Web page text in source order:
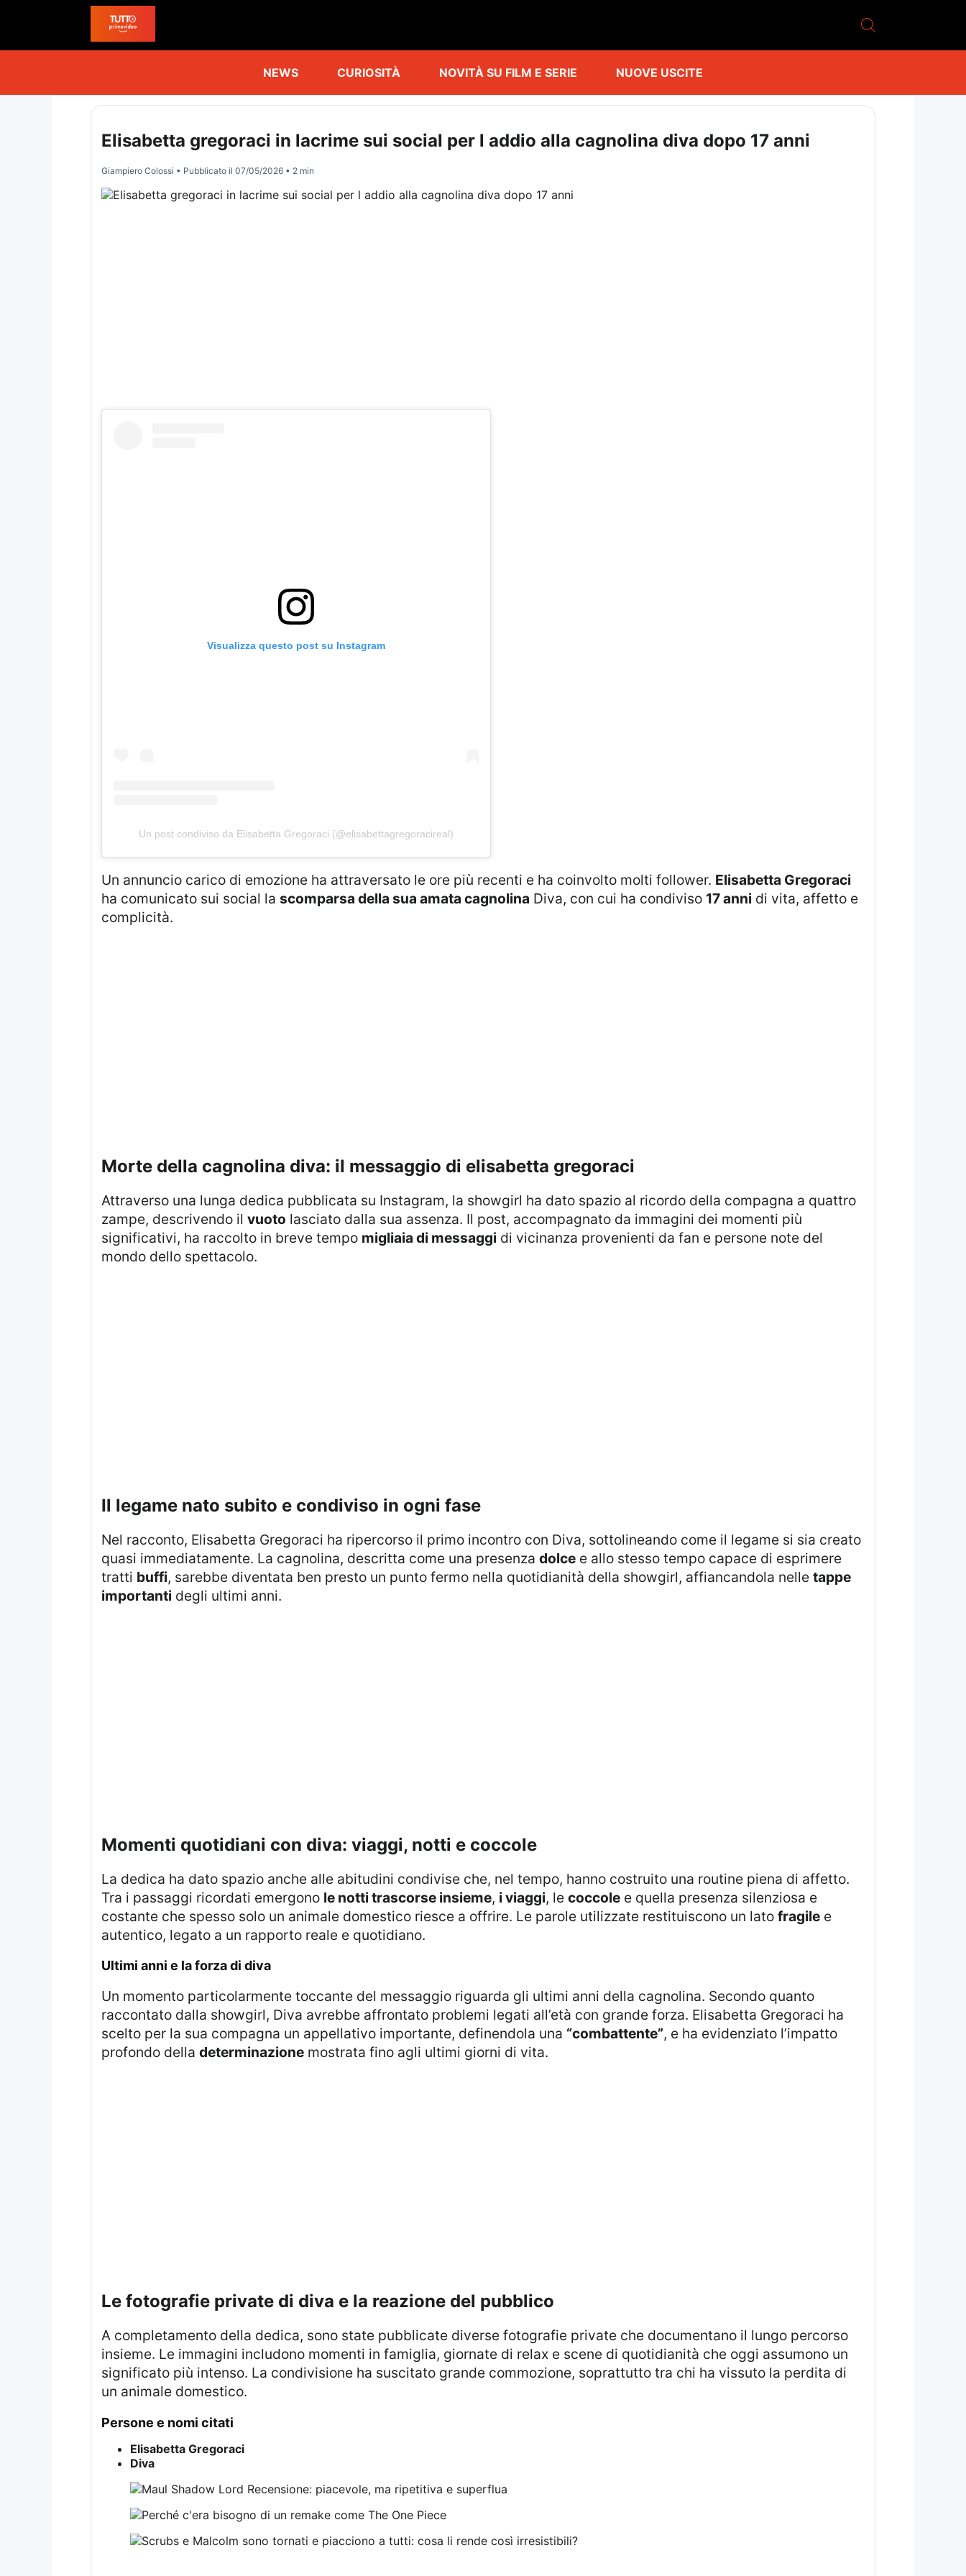
NEWS CURIOSITÀ NOVITÀ SU FILM E SERIE NUOVE USCITE
Elisabetta gregoraci in lacrime sui social per l addio alla cagnolina diva dopo 17 anni
Giampiero Colossi • Pubblicato il 07/05/2026• 2 min
Visualizza questo post su Instagram
Un post condiviso da Elisabetta Gregoraci (@elisabettagregoracireal)
Un annuncio carico di emozione ha attraversato le ore più recenti e ha coinvolto molti follower. Elisabetta Gregoraci
ha comunicato sui social la scomparsa della sua amata cagnolina Diva, con cui ha condiviso 17 anni di vita, affetto e
complicità.
morte della cagnolina diva: il messaggio di elisabetta gregoraci
Attraverso una lunga dedica pubblicata su Instagram, la showgirl ha dato spazio al ricordo della compagna a quattro
zampe, descrivendo il vuoto lasciato dalla sua assenza. Il post, accompagnato da immagini dei momenti più
significativi, ha raccolto in breve tempo migliaia di messaggi di vicinanza provenienti da fan e persone note del
mondo dello spettacolo.
il legame nato subito e condiviso in ogni fase
Nel racconto, Elisabetta Gregoraci ha ripercorso il primo incontro con Diva, sottolineando come il legame si sia creato
quasi immediatamente. La cagnolina, descritta come una presenza dolcee allo stesso tempo capace di esprimere
tratti buffi, sarebbe diventata ben presto un punto fermo nella quotidianità della showgirl, affiancandola nelle tappe
importanti degli ultimi anni.
momenti quotidiani con diva: viaggi, notti e coccole
La dedica ha dato spazio anche alle abitudini condivise che, nel tempo, hanno costruito una routine piena di affetto.
Tra i passaggi ricordati emergono le notti trascorse insieme, i viaggi, le coccolee quella presenza silenziosa e
costante che spesso solo un animale domestico riesce a offrire. Le parole utilizzate restituiscono un lato fragilee
autentico, legato a un rapporto reale e quotidiano.
ultimi anni e la forza di diva
Un momento particolarmente toccante del messaggio riguarda gli ultimi anni della cagnolina. Secondo quanto
raccontato dalla showgirl, Diva avrebbe affrontato problemi legati all’età con grande forza. Elisabetta Gregoraci ha
scelto per la sua compagna un appellativo importante, definendola una “combattente”, e ha evidenziato l’impatto
profondo della determinazionemostrata fino agli ultimi giorni di vita.
le fotografie private di diva e la reazione del pubblico
A completamento della dedica, sono state pubblicate diverse fotografie private che documentano il lungo percorso
insieme. Le immagini includono momenti in famiglia, giornate di relax e scene di quotidianità che oggi assumono un
significato più intenso. La condivisione ha suscitato grande commozione, soprattutto tra chi ha vissuto la perdita di
un animale domestico.
persone e nomi citati
Elisabetta Gregoraci
Diva